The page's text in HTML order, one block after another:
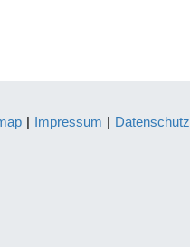
| Impressum | Datenschutz